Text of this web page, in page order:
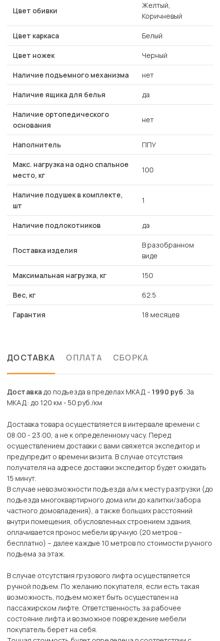
Цвет обивки
Желтый,
Коричневый
Цвет каркаса Белый
Цвет ножек Черный
Наличие подъемного механизма нет
Наличие ящика для белья да
Наличие ортопедического
основания
нет
Наполнитель ППУ
Макс. нагрузка на одно спальное
место, кг
100
Наличие подушек в комплекте,
шт
1
Наличие подлокотников да
Поставка изделия
В разобранном
виде
Максимальная нагрузка, кг 150
Вес, кг 62.5
Гарантия 18 месяцев
ДОСТАВКА ОПЛАТА СБОРКА
Доставкадо подъезда в пределах МКАД - 1990 руб. За
МКАД: до 120 км - 50 руб./км
Доставка товара осуществляется в интервале времени с
08:00 - 23:00, а не к определенному часу. Перед
осуществлением доставки с вами свяжется экспедитор и
предупредит о времени визита. В случае отсутствия
получателя на адресе доставки экспедитор будет ожидать
15 минут.
В случае невозможности подъезда а/м к месту разгрузки (до
подъезда многоквартирного дома или до калитки/забора
частного домовладения), а также больших расстояний
внутри помещения, обусловленных строением здания,
оплачивается пронос мебели вручную (20 метров -
бесплатно) – далее каждые 10 метров по стоимости ручного
подъема за этаж.
В случае отсутствия грузового лифта осуществляется
ручной подъем. По желанию покупателя, если есть такая
возможность, подъем может быть осуществлен на
пассажирском лифте. Ответственность за рабочее
состояние лифта и возможное повреждение мебели
покупатель берет на себя.